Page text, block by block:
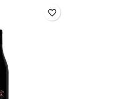
favorite_border